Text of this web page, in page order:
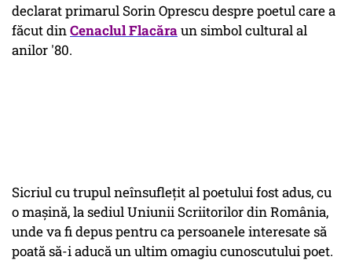
declarat primarul Sorin Oprescu despre poetul care a
făcut dinCenaclul Flacăraun simbol cultural al
anilor '80.
Sicriul cu trupul neînsuflețit al poetului fost adus, cu
o maşină, la sediul Uniunii Scriitorilor din România,
unde va fi depus pentru ca persoanele interesate să
poată să-i aducă un ultim omagiu cunoscutului poet.